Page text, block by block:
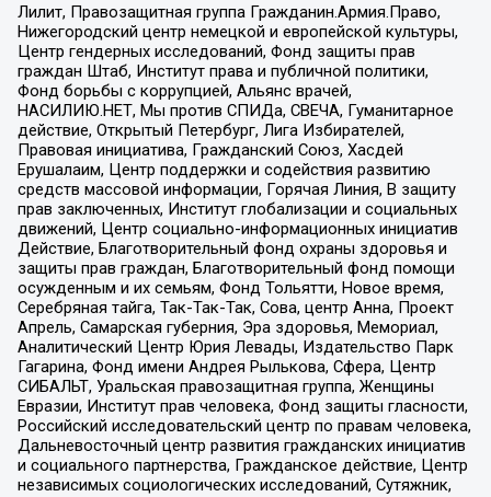
Лилит, Правозащитная группа Гражданин.Армия.Право,
Нижегородский центр немецкой и европейской культуры,
Центр гендерных исследований, Фонд защиты прав
граждан Штаб, Институт права и публичной политики,
Фонд борьбы с коррупцией, Альянс врачей,
НАСИЛИЮ.НЕТ, Мы против СПИДа, СВЕЧА, Гуманитарное
действие, Открытый Петербург, Лига Избирателей,
Правовая инициатива, Гражданский Союз, Хасдей
Ерушалаим, Центр поддержки и содействия развитию
средств массовой информации, Горячая Линия, В защиту
прав заключенных, Институт глобализации и социальных
движений, Центр социально-информационных инициатив
Действие, Благотворительный фонд охраны здоровья и
защиты прав граждан, Благотворительный фонд помощи
осужденным и их семьям, Фонд Тольятти, Новое время,
Серебряная тайга, Так-Так-Так, Сова, центр Анна, Проект
Апрель, Самарская губерния, Эра здоровья, Мемориал,
Аналитический Центр Юрия Левады, Издательство Парк
Гагарина, Фонд имени Андрея Рылькова, Сфера, Центр
СИБАЛЬТ, Уральская правозащитная группа, Женщины
Евразии, Институт прав человека, Фонд защиты гласности,
Российский исследовательский центр по правам человека,
Дальневосточный центр развития гражданских инициатив
и социального партнерства, Гражданское действие, Центр
независимых социологических исследований, Сутяжник,